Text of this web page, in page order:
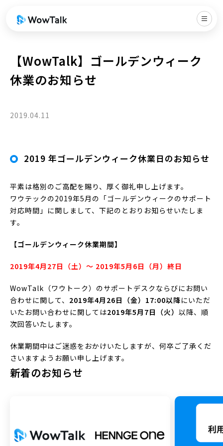
【WowTalk】ゴールデンウィーク
休業のお知らせ
2019.04.11
2019 年ゴールデンウィーク休業日のお知らせ
平素は格別のご高配を賜り、厚く御礼申し上げます。
ワウテックの2019年5月の「ゴールデンウィークのサポート
対応時間」に関しまして、下記のとおりお知らせいたしま
す。
【ゴールデンウィーク休業期間】
2019年4月27日（土）～ 2019年5月6日（月）終日
WowTalk（ワウトーク）のサポートデスクならびにお問い
合わせに関して、 2019年4月26日（金）17:00以降にいただ
いたお問い合わせに関しては2019年5月7日（火） 以降、順
次回答いたします。
休業期間中はご迷惑をおかけいたしますが、何卒ご了承くだ
さいますようお願い申し上げます。
新着のお知らせ